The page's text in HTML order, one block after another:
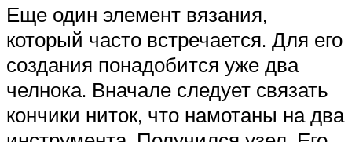
Еще один элемент вязания,
который часто встречается. Для его
создания понадобится уже два
челнока. Вначале следует связать
кончики ниток, что намотаны на два